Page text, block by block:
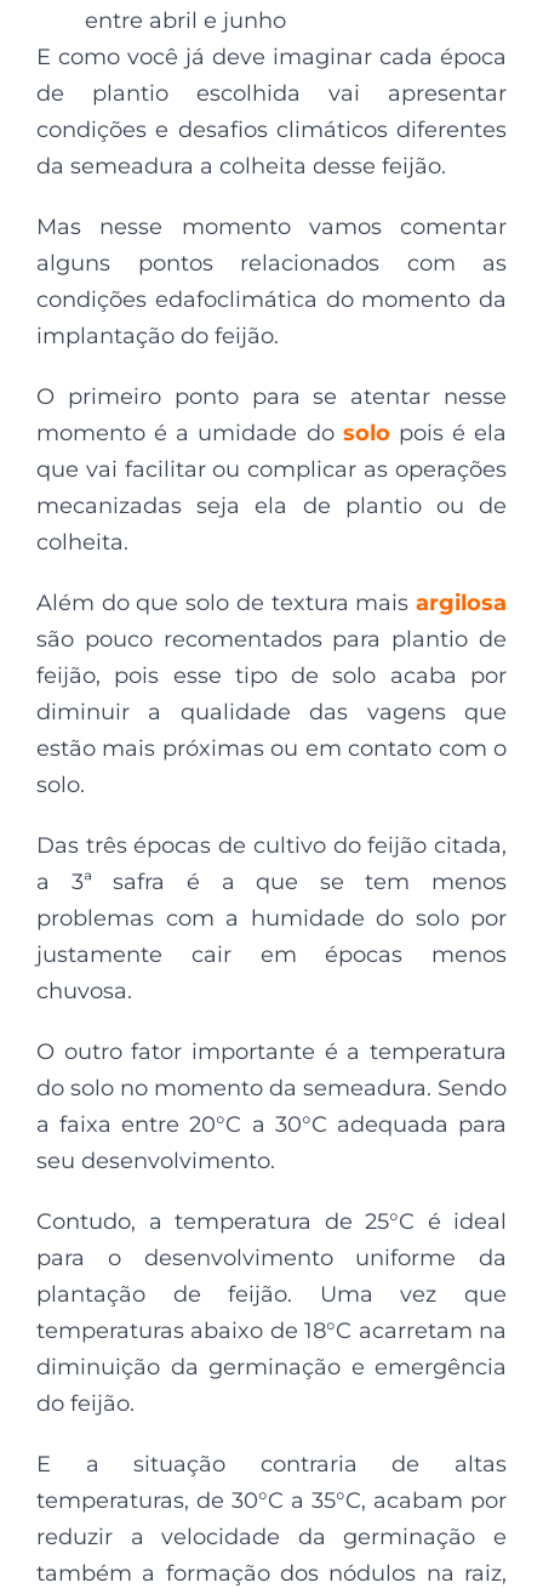
entre abril e junho
E como você já deve imaginar cada época
de plantio escolhida vai apresentar
condições e desafios climáticos diferentes
da semeadura a colheita desse feijão.
Mas nesse momento vamos comentar
alguns pontos relacionados com as
condições edafoclimática do momento da
implantação do feijão.
O primeiro ponto para se atentar nesse
momento é a umidade do solo pois é ela
que vai facilitar ou complicar as operações
mecanizadas seja ela de plantio ou de
colheita.
Além do que solo de textura mais argilosa
são pouco recomentados para plantio de
feijão, pois esse tipo de solo acaba por
diminuir a qualidade das vagens que
estão mais próximas ou em contato com o
solo.
Das três épocas de cultivo do feijão citada,
a 3ª safra é a que se tem menos
problemas com a humidade do solo por
justamente cair em épocas menos
chuvosa.
O outro fator importante é a temperatura
do solo no momento da semeadura. Sendo
a faixa entre 20°C a 30°C adequada para
seu desenvolvimento.
Contudo, a temperatura de 25°C é ideal
para o desenvolvimento uniforme da
plantação de feijão. Uma vez que
temperaturas abaixo de 18°C acarretam na
diminuição da germinação e emergência
do feijão.
E a situação contraria de altas
temperaturas, de 30°C a 35°C, acabam por
reduzir a velocidade da germinação e
também a formação dos nódulos na raiz,